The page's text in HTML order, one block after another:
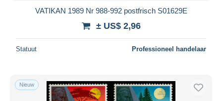
VATIKAN 1989 Nr 988-992 postfrisch S01629E
± US$ 2,96
Statuut Professioneel handelaar
Nieuw